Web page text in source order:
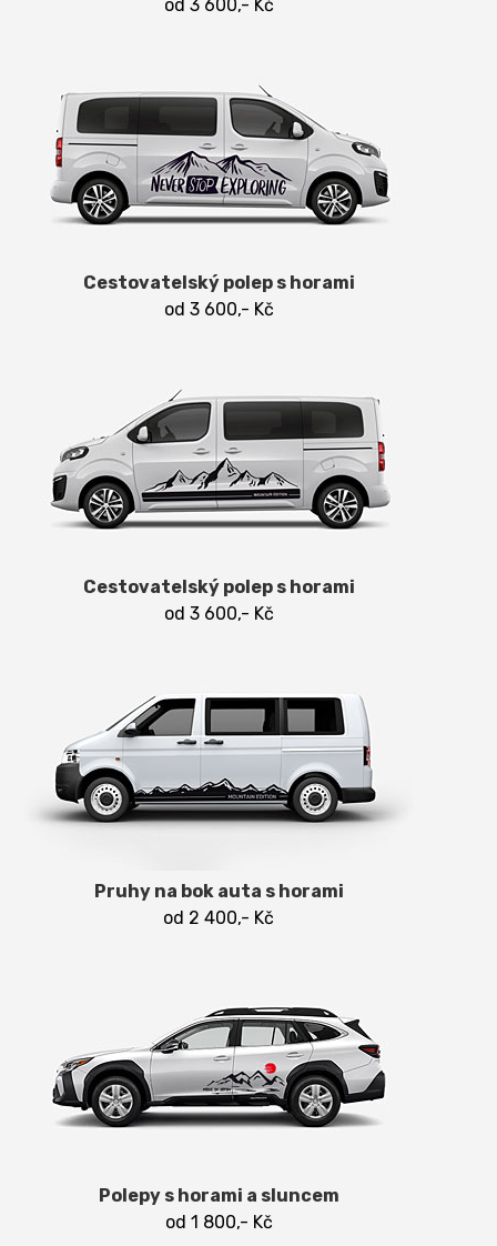
od 3 600,- Kč
Cestovatelský polep s horami
od 3 600,- Kč
Cestovatelský polep s horami
od 3 600,- Kč
Pruhy na bok auta s horami
od 2 400,- Kč
Polepy s horami a sluncem
od 1 800,- Kč